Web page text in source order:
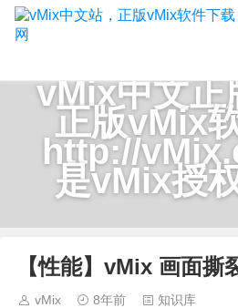
vMix中文正
正版vMix
http://
是vMix授
【性能】vMix 画面撕
vMix 8年前 知识库